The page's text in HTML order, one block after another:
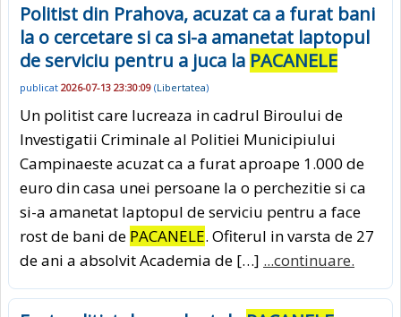
Politist din Prahova, acuzat ca a furat bani
la o cercetare si ca si-a amanetat laptopul
de serviciu pentru a juca la PACANELE
publicat 2026-07-13 23:30:09 (Libertatea)
Un politist care lucreaza in cadrul Biroului de
Investigatii Criminale al Politiei Municipiului
Campinaeste acuzat ca a furat aproape 1.000 de
euro din casa unei persoane la o perchezitie si ca
si-a amanetat laptopul de serviciu pentru a face
rost de bani de PACANELE. Ofiterul in varsta de 27
de ani a absolvit Academia de […] ...continuare.